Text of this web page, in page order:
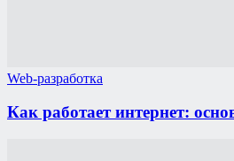
Web-разработка
Как работает интернет: